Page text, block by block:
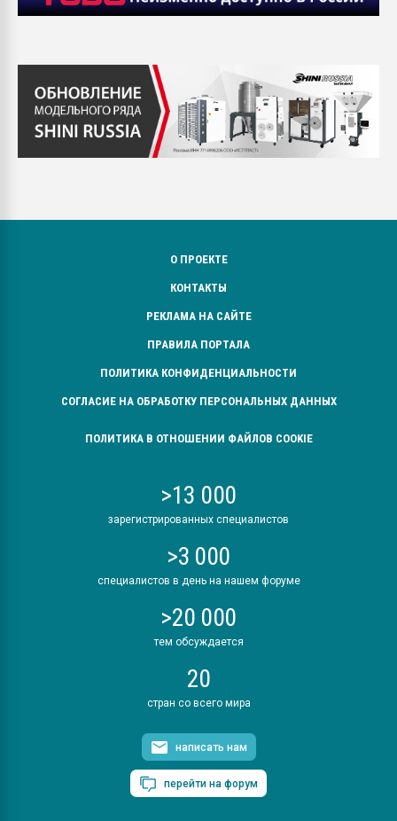
О ПРОЕКТЕ
КОНТАКТЫ
РЕКЛАМА НА САЙТЕ
ПРАВИЛА ПОРТАЛА
ПОЛИТИКА КОНФИДЕНЦИАЛЬНОСТИ
СОГЛАСИЕ НА ОБРАБОТКУ ПЕРСОНАЛЬНЫХ ДАННЫХ
ПОЛИТИКА В ОТНОШЕНИИ ФАЙЛОВ COOKIE
>13 000
зарегистрированных специалистов
>3 000
специалистов в день на нашем форуме
>20 000
тем обсуждается
20
стран со всего мира
написать нам
перейти на форум